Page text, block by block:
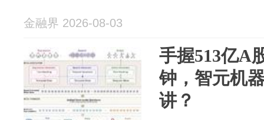
金融界 2026-08-03
手握513亿A
钟，智元机
讲？